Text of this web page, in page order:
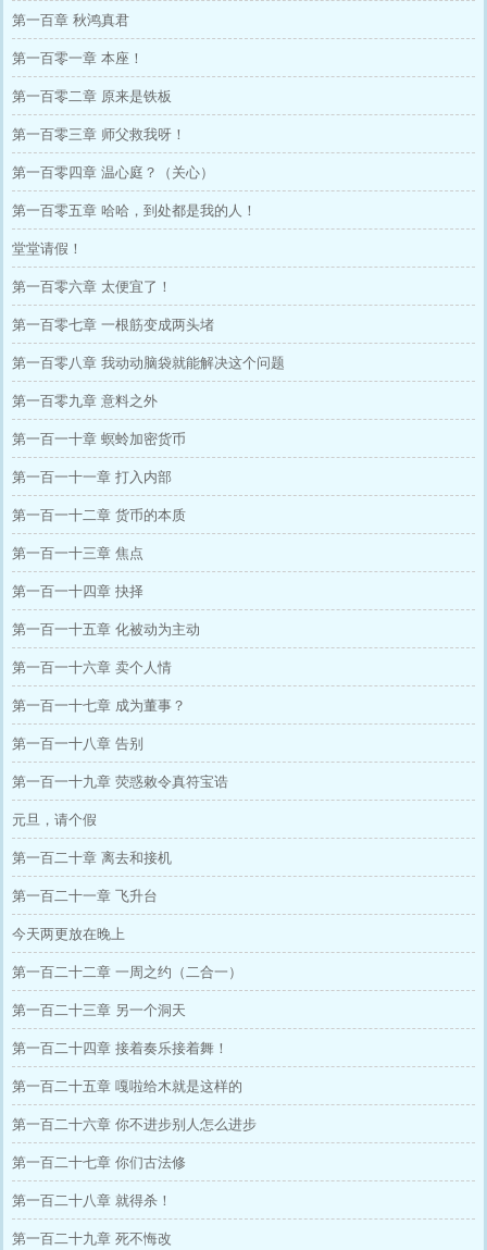
第一百章 秋鸿真君
第一百零一章 本座！
第一百零二章 原来是铁板
第一百零三章 师父救我呀！
第一百零四章 温心庭？（关心）
第一百零五章 哈哈，到处都是我的人！
堂堂请假！
第一百零六章 太便宜了！
第一百零七章 一根筋变成两头堵
第一百零八章 我动动脑袋就能解决这个问题
第一百零九章 意料之外
第一百一十章 螟蛉加密货币
第一百一十一章 打入内部
第一百一十二章 货币的本质
第一百一十三章 焦点
第一百一十四章 抉择
第一百一十五章 化被动为主动
第一百一十六章 卖个人情
第一百一十七章 成为董事？
第一百一十八章 告别
第一百一十九章 荧惑敕令真符宝诰
元旦，请个假
第一百二十章 离去和接机
第一百二十一章 飞升台
今天两更放在晚上
第一百二十二章 一周之约（二合一）
第一百二十三章 另一个洞天
第一百二十四章 接着奏乐接着舞！
第一百二十五章 嘎啦给木就是这样的
第一百二十六章 你不进步别人怎么进步
第一百二十七章 你们古法修
第一百二十八章 就得杀！
第一百二十九章 死不悔改